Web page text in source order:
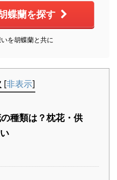
蝶蘭を探す
を胡蝶蘭と共に
[非表示]
種類は？枕花・供